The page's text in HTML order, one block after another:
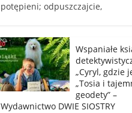
potępieni; odpuszczajcie,
Wspaniałe
„Cyryl, gdzie
„Tosia i
geodety” –
Wydawnictwo DWIE SIOSTRY